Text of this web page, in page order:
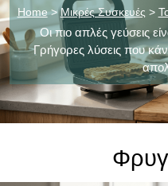
Home>Μικρές Συσκευές >
Οι πιο απλές γεύσεις
Γρήγορες λύσεις που